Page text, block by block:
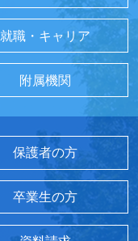
就職・キャリア
附属機関
保護者の方
卒業生の方